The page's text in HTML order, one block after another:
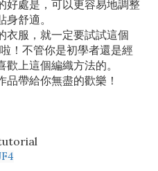
好處是，可以更容易地調整
舒適。
衣服，就一定要試試這個
！不管你是初學者還是經
上這個編織方法的。
帶給你無盡的歡樂！